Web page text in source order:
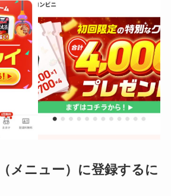
メニュー）に登録するに